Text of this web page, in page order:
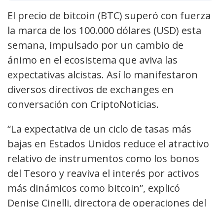
El precio de bitcoin (BTC) superó con fuerza
la marca de los 100.000 dólares (USD) esta
semana, impulsado por un cambio de
ánimo en el ecosistema que aviva las
expectativas alcistas. Así lo manifestaron
diversos directivos de exchanges en
conversación con CriptoNoticias.
“La expectativa de un ciclo de tasas más
bajas en Estados Unidos reduce el atractivo
relativo de instrumentos como los bonos
del Tesoro y reaviva el interés por activos
más dinámicos como bitcoin”, explicó
Denise Cinelli, directora de operaciones del